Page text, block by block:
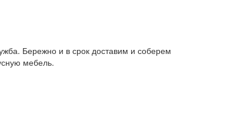
Бережно и в срок доставим и соберем
мебель.